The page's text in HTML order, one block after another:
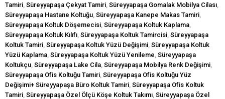
Tamiri Süreyyapaşa Çekyat Tamiri Süreyyapaşa Gomalak Mobilya Cilası
Süreyyapaşa Hastane Koltuğu Süreyyapaşa Kanepe Makas Tamiri
Süreyyapaşa Koltuk Döşemecisi Süreyyapaşa Koltuk Kaplama
Süreyyapaşa Koltuk Kılıfı Süreyyapaşa Koltuk Tamircisi Süreyyapaşa
Koltuk Tamiri Süreyyapaşa Koltuk Yüzü Değişimi Süreyyapaşa Koltuk
Yüzü Kaplama Süreyyapaşa Koltuk Yüzü Yenileme Süreyyapaşa
Koltukçu Süreyyapaşa Lake Cila Süreyyapaşa Mobilya Renk Değişimi
Süreyyapaşa Ofis Koltuğu Tamiri Süreyyapaşa Ofis Koltuğu Yüz
Değişimi+ Süreyyapaşa Büro Koltuk Tamiri Süreyyapaşa Ofis Koltuk
Tamiri Süreyyapaşa Özel Ölçü Köşe Koltuk Takımı Süreyyapaşa Özel